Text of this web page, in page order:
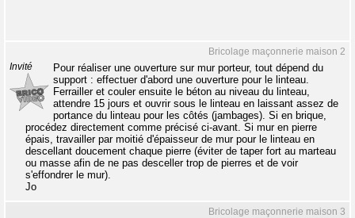
Bricolage maçonnerie maison 2
Invité
Pour réaliser une ouverture sur mur porteur, tout dépend du
support : effectuer d'abord une ouverture pour le linteau.
Ferrailler et couler ensuite le béton au niveau du linteau,
attendre 15 jours et ouvrir sous le linteau en laissant assez de
portance du linteau pour les côtés (jambages). Si en brique,
procédez directement comme précisé ci-avant. Si mur en pierre
épais, travailler par moitié d'épaisseur de mur pour le linteau en
descellant doucement chaque pierre (éviter de taper fort au marteau
ou masse afin de ne pas desceller trop de pierres et de voir
s'effondrer le mur).
Jo
Bricolage maçonnerie maison 3